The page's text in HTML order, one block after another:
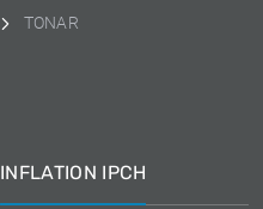
TONAR
INFLATION IPCH